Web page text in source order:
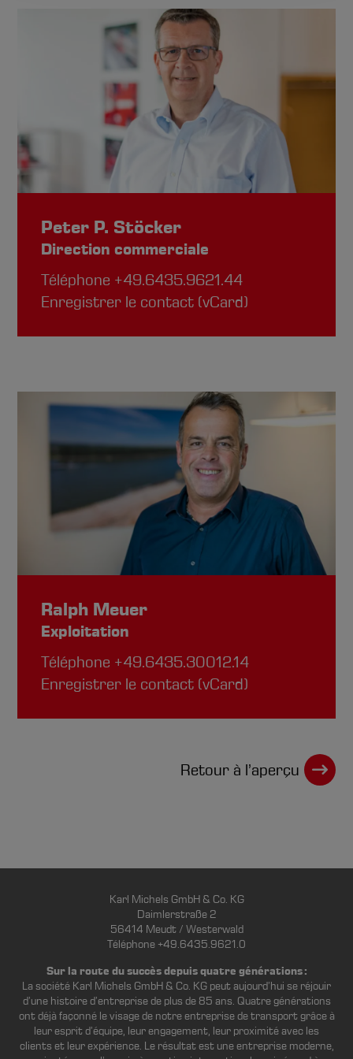
Peter P. Stöcker
Direction commerciale
Téléphone +49.6435.9621.44
Enregistrer le contact (vCard)
Ralph Meuer
Exploitation
Téléphone +49.6435.30012.14
Enregistrer le contact (vCard)
Retour à l’aperçu
Karl Michels GmbH & Co. KG
Daimlerstraße 2
56414 Meudt / Westerwald
Téléphone +49.6435.9621.0
Sur la route du succès depuis quatre générations :
La société Karl Michels GmbH & Co. KG peut aujourd’hui se réjouir
d’une histoire d’entreprise de plus de 85 ans. Quatre générations
ont déjà façonné le visage de notre entreprise de transport grâce à
leur esprit d’équipe, leur engagement, leur proximité avec les
clients et leur expérience. Le résultat est une entreprise moderne,